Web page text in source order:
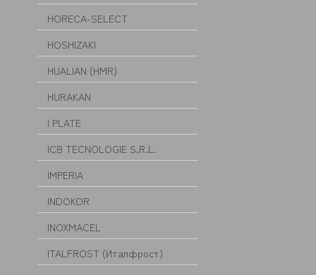
HORECA-SELECT
HOSHIZAKI
HUALIAN (HMR)
HURAKAN
I PLATE
ICB TECNOLOGIE S.R.L.
IMPERIA
INDOKOR
INOXMACEL
ITALFROST (Италфрост)